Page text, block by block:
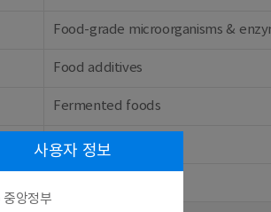
Food-grade microorganisms &
Food additives
Fermented foods
Feed additives
사용자 정보
중앙정부